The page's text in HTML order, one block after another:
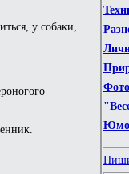
у собаки,